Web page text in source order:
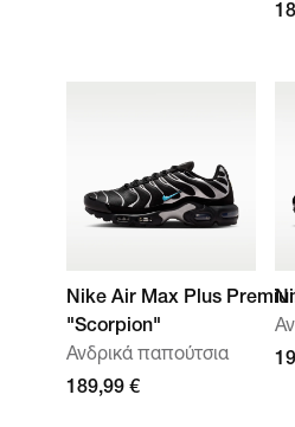
Nike Air Max Plus
"Scorpion"
Ανδρικά παπούτσια
189,99 €